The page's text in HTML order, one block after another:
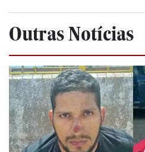
Outras Notícias